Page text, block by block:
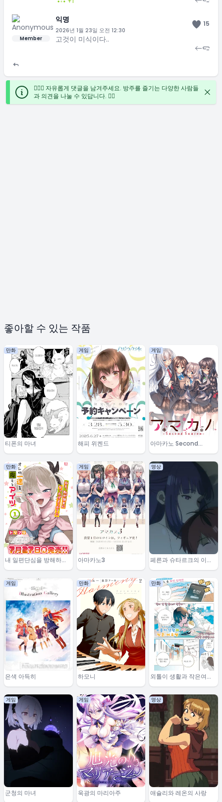
좋아할 수 있는 작품
만화
티폰의 마녀
게임
해피 위켄드
게임
아마카노 Second
Season
만화
내 일편단심을 방해하는
그 녀석
게임
아마카노3
영상
페른과 슈타르크의 이야
기
게임
은색 아득히
만화
하모니
만화
외톨이 생활과 작은여우
쨩
게임
군청의 마녀
게임
욱광의 마리아주
영상
애슐리와 레온의 사랑
Member
익명
2026년 1월 23일 오전 12:30
15
고것이 미식이다..
🙋🏻‍♀️ 자유롭게 댓글을 남겨주세요. 방주를 즐기는 다양한 사람들
과 의견을 나눌 수 있답니다. ✍🏻